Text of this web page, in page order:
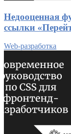
Недооценная
ссылки
Web-разработка